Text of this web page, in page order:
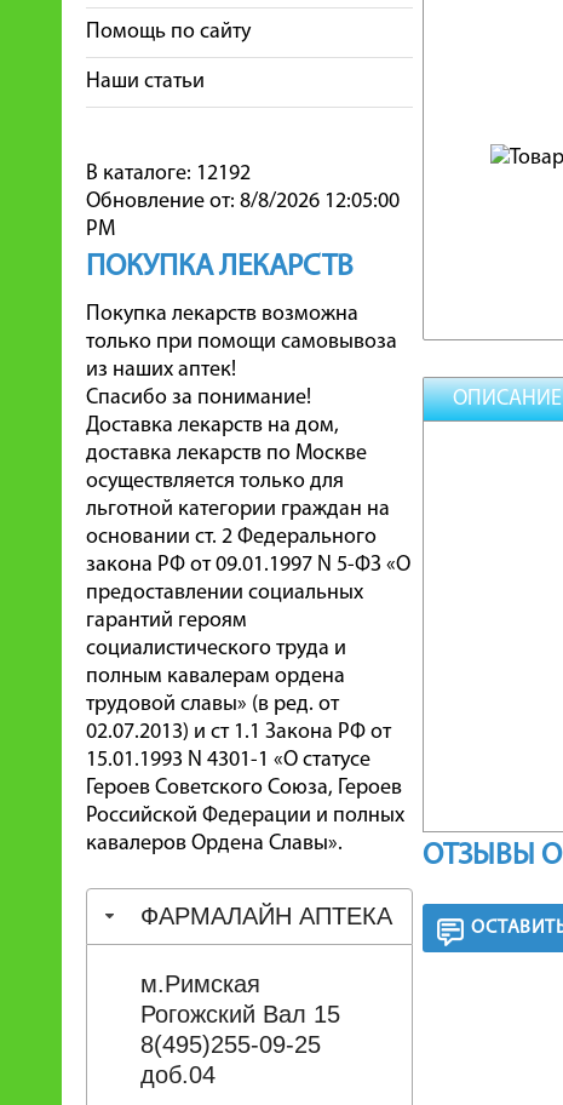
Помощь по сайту
Наши статьи
В каталоге: 12192
Обновление от: 8/8/2026 12:05:00
PM
ПОКУПКА ЛЕКАРСТВ
Покупка лекарств возможна
только при помощи самовывоза
из наших аптек!
Спасибо за понимание!
Доставка лекарств на дом,
доставка лекарств по Москве
осуществляется только для
льготной категории граждан на
основании ст. 2 Федерального
закона РФ от 09.01.1997 N 5-ФЗ «О
предоставлении социальных
гарантий героям
социалистического труда и
полным кавалерам ордена
трудовой славы» (в ред. от
02.07.2013) и ст 1.1 Закона РФ от
15.01.1993 N 4301-1 «О статусе
Героев Советского Союза, Героев
Российской Федерации и полных
кавалеров Ордена Славы».
ФАРМАЛАЙН АПТЕКА
м.Римская
Рогожский Вал 15
8(495)255-09-25
доб.04
ОПИСАНИЕ
ОТЗЫВЫ